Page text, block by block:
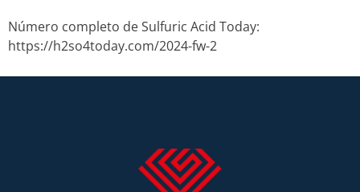
Número completo de Sulfuric Acid Today:
https://h2so4today.com/2024-fw-2